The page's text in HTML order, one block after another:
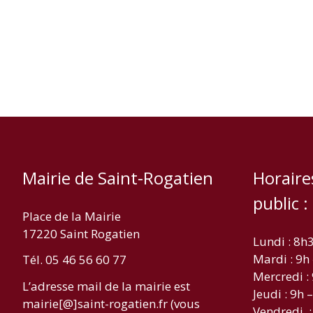
Mairie de Saint-Rogatien
Place de la Mairie
17220 Saint Rogatien
Tél. 05 46 56 60 77
L’adresse mail de la mairie est
mairie[@]saint-rogatien.fr (vous
public :
Lundi :
Mardi : 9h
Mercredi :
Jeudi : 9h